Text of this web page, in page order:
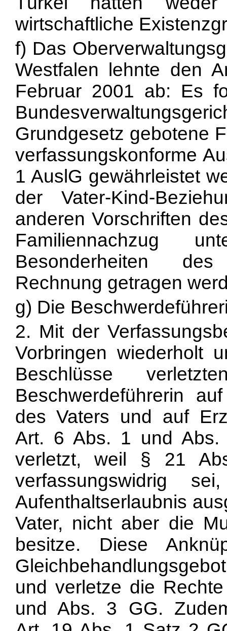
wirtschaftliche
f) Das
Westfalen lehnte den
Februar 2001 ab: Es
Grundgesetz gebotene
verfassungskonforme
1 AuslG gewährleistet
der Vater-Kind-
anderen Vorschriften
Familiennachzug
Besonderheiten
Rechnung getragen
g) Die
2. Mit der
Vorbringen wiederholt
Beschlüsse
Beschwerdeführerin
des Vaters und auf
Art. 6 Abs. 1 und
verletzt, weil § 21
verfassungswidrig
Aufenthaltserlaubnis
Vater, nicht aber die
besitze. Diese
und verletze die
und Abs. 3 GG.